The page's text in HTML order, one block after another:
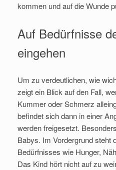
kommen und auf die Wunde
Auf Bedürfnisse
eingehen
Um zu verdeutlichen, wie
zeigt ein Blick auf den Fall,
Kummer oder Schmerz
befindet sich dann in einer
werden freigesetzt.
Babys. Im Vordergrund steht
Bedürfnisses wie Hunger,
Das Kind hört nicht auf zu